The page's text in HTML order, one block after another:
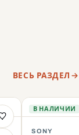
ВЕСЬ РАЗДЕЛ
В НАЛИЧИИ
SONY